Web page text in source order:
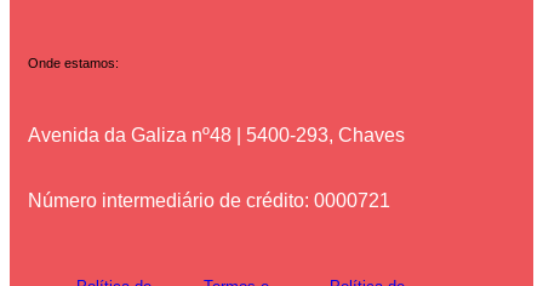
Onde estamos:
Avenida da Galiza nº48 | 5400-293, Chaves
Número intermediário de crédito: 0000721